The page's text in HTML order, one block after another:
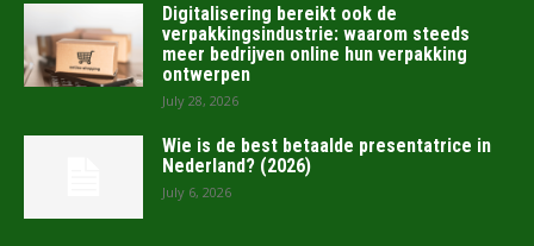
Digitalisering bereikt ook de
verpakkingsindustrie: waarom steeds
meer bedrijven online hun verpakking
ontwerpen
July 28, 2026
Wie is de best betaalde presentatrice in
Nederland? (2026)
July 6, 2026